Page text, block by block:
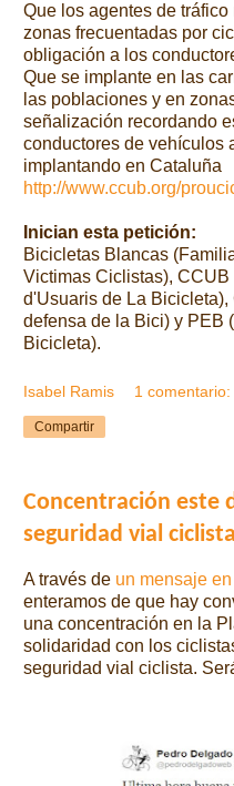
Que los agentes de
zonas frecuentadas por
obligación a los
Que se implante en las
las poblaciones y en
señalización recordando
conductores de vehículos
implantando en Cataluña
http://www.ccub.org/
Inician esta petición:
Bicicletas Blancas
Victimas Ciclistas),
d'Usuaris de La
defensa de la Bici) y PEB
Bicicleta).
Isabel Ramis 1 comentario:
Compartir
Concentración este
seguridad vial ciclista
A través de un mensaje
enteramos de que hay
una concentración en la
solidaridad con los
seguridad vial ciclista.